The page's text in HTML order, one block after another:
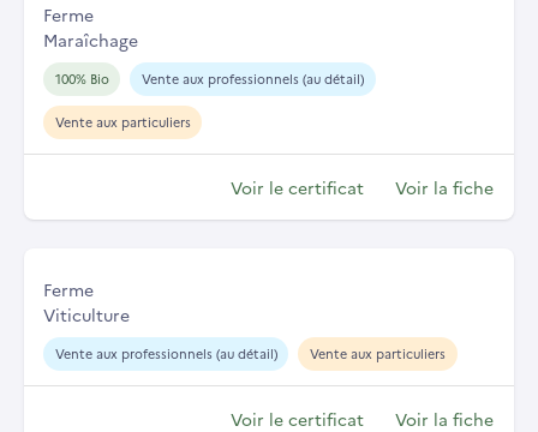
Ferme
Maraîchage
100% Bio Vente aux professionnels (au détail)
Vente aux particuliers
Voir le certificat Voir la fiche
Ferme
Viticulture
Vente aux professionnels (au détail) Vente aux particuliers
Voir le certificat Voir la fiche